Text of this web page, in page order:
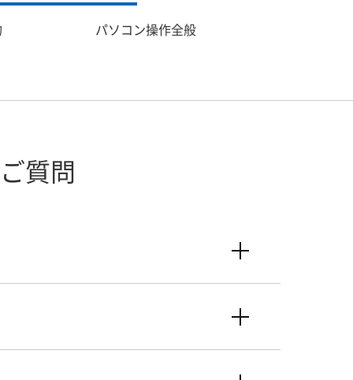
パソコン操作全般
質問